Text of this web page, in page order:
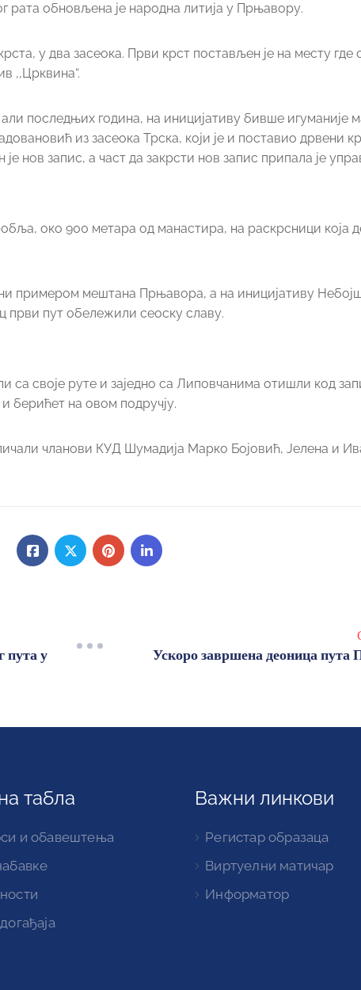
рата обновљена је народна литија у Прњавору.
у два засеока. Први крст постављен је на месту где
,,Црквина“.
последњих година, на иницијативу бивше игуманије
из засеока Трска, који је и поставио дрвени
је нов запис, а част да закрсти нов запис припала је
око 900 метара од манастира, на раскрсници која
примером мештана Прњавора, а на иницијативу
пут обележили сеоску славу.
своје руте и заједно са Липовчанима отишли код
берићет на овом подручју.
чланови КУД Шумадија Марко Бојовић, Јелена и
пута у
Ускоро завршена деоница пута
табла
и обавештења
Важни линкови
Регистар образаца
Виртуелни матичар
Информатор